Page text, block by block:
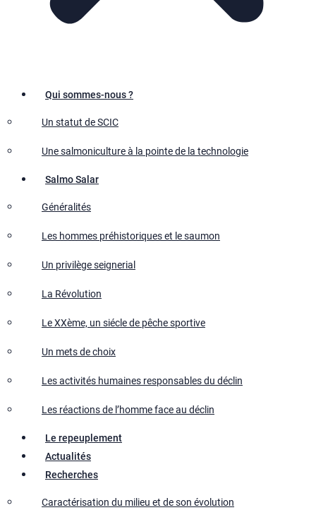
Qui sommes-nous ?
Un statut de SCIC
Une salmoniculture à la pointe de la technologie
Salmo Salar
Généralités
Les hommes préhistoriques et le saumon
Un privilège seignerial
La Révolution
Le XXème, un siécle de pêche sportive
Un mets de choix
Les activités humaines responsables du déclin
Les réactions de l’homme face au déclin
Le repeuplement
Actualités
Recherches
Caractérisation du milieu et de son évolution